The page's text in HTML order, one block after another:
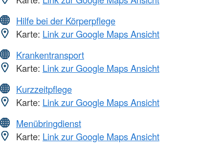
Hilfe bei der Körperpflege
Karte: Link zur Google Maps Ansicht
Krankentransport
Karte: Link zur Google Maps Ansicht
Kurzzeitpflege
Karte: Link zur Google Maps Ansicht
Menübringdienst
Karte: Link zur Google Maps Ansicht